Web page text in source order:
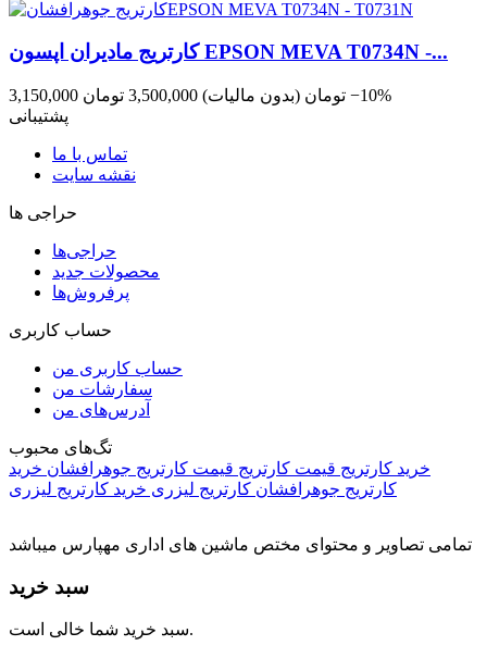
کارتریج مادیران اپسون EPSON MEVA T0734N -...
3,150,000 تومان (بدون مالیات) 3,500,000 تومان
‎−10%
پشتیبانی
تماس با ما
نقشه سایت
حراجی ها
حراجی‌ها
محصولات جدید
پرفروش‌ها
حساب کاربری
حساب کاربری من
سفارشات من
آدرس‌های من
تگ‌های محبوب
خرید کارتریج قیمت کارتریج قیمت کارتریج جوهرافشان خرید
کارتریج جوهرافشان کارتریج لیزری خرید کارتریج لیزری
تمامی تصاویر و محتوای مختص ماشین های اداری مهپارس میباشد
سبد خرید
سبد خرید شما خالی است.